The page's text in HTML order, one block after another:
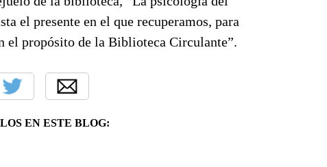
el presente en el que recuperamos, para
el propósito de la Biblioteca Circulante”.
EN ESTE BLOG: